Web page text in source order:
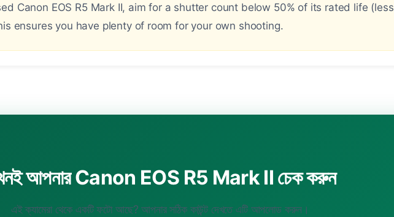
Canon EOS R5 Mark II, aim for a shutter count below 50% of its rated life (less
ensures you have plenty of room for your own shooting.
আপনার Canon EOS R5 Mark II চেক করুন
এই ক্যামেরা থেকে একটি ফটো আছে? আপনার সঠিক কাউন্ট দেখতে এটি আপলোড করুন।